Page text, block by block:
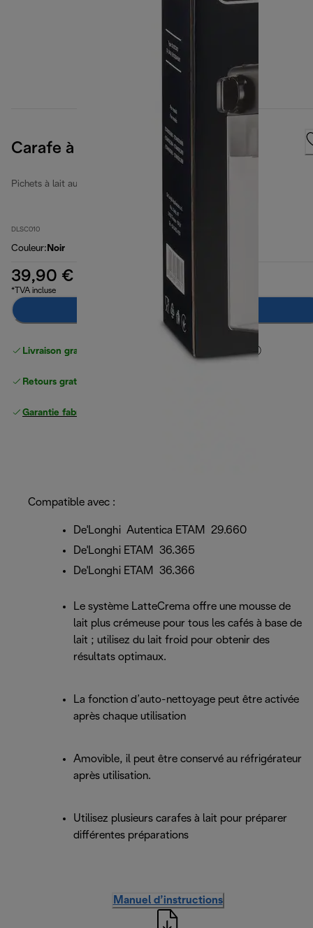
Carafe à lait
Pichets à lait automatiques
DLSC010
Couleur: Noir
39,90 €
*TVA incluse
Ajouter au panier
Livraison gratuite standard standard à partir de 49 €
Retours gratuits
Garantie fabricant complète
Compatible avec :
De'Longhi Autentica ETAM 29.660
De'Longhi ETAM 36.365
De'Longhi ETAM 36.366
Le système LatteCrema offre une mousse de
lait plus crémeuse pour tous les cafés à base de
lait ; utilisez du lait froid pour obtenir des
résultats optimaux.
La fonction d’auto-nettoyage peut être activée
après chaque utilisation
Amovible, il peut être conservé au réfrigérateur
après utilisation.
Utilisez plusieurs carafes à lait pour préparer
différentes préparations
Manuel d’instructions